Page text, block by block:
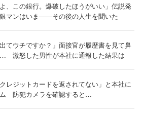
よ、この銀行。爆破したほうがいい」伝説発
マンはいま――その後の人生を聞いた
出てウチですか？」面接官が履歴書を見て鼻
激怒した男性が本社に通報した結果は
レジットカードを返されてない」と本社に
防犯カメラを確認すると…